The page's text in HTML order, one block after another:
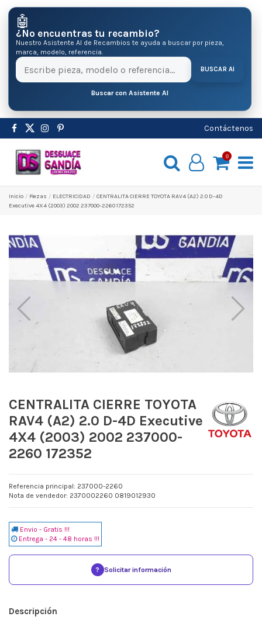
🤖
¿No encuentras tu recambio?
Nuestro Asistente AI de Recambios te ayuda a buscar por pieza,
marca, modelo, referencia.
BUSCAR AI
Buscar con Asistente AI
Contáctenos
0
Inicio Pіezas ELECTRICIDAD
CENTRALITA CIERRE TOYOTA RAV4 (A2) 2.0 D-4D
Executive 4X4 (2003) 2002 237000-2260 172352
CENTRALITA CIERRE TOYOTA
RAV4 (A2) 2.0 D-4D Executive
4X4 (2003) 2002 237000-
2260 172352
Referencia principal: 237000-2260
Nota de vendedor: 2370002260 0819012930
Envio - Gratis !!!
Entrega - 24 - 48 horas !!!
? Solicitar información
Descripción